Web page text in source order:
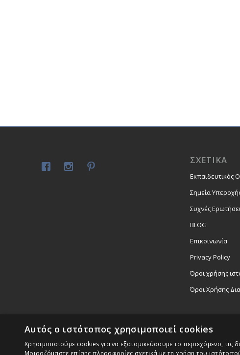
ΣΧΕΤΙΚΑ
Εκπαιδευτικός
Σημεία
Συχνές
BLOG
Επικοινωνία
Privacy Policy
Όροι χρήσης
Όροι Χρήσης
Αυτός ο ιστότοπος χρησιμοποιεί cookies
Χρησιμοποιούμε cookies για να εξατομικεύσουμε το περιεχόμενο, τις
Μοιραζόμαστε επίσης πληροφορίες σχετικά με τη χρήση του